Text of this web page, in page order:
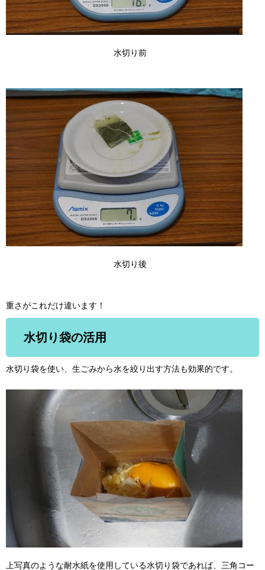
水切り前
水切り後
重さがこれだけ違います！
水切り袋の活用
水切り袋を使い、生ごみから水を絞り出す方法も効果的です。
上写真のような耐水紙を使用している水切り袋であれば、三角コー